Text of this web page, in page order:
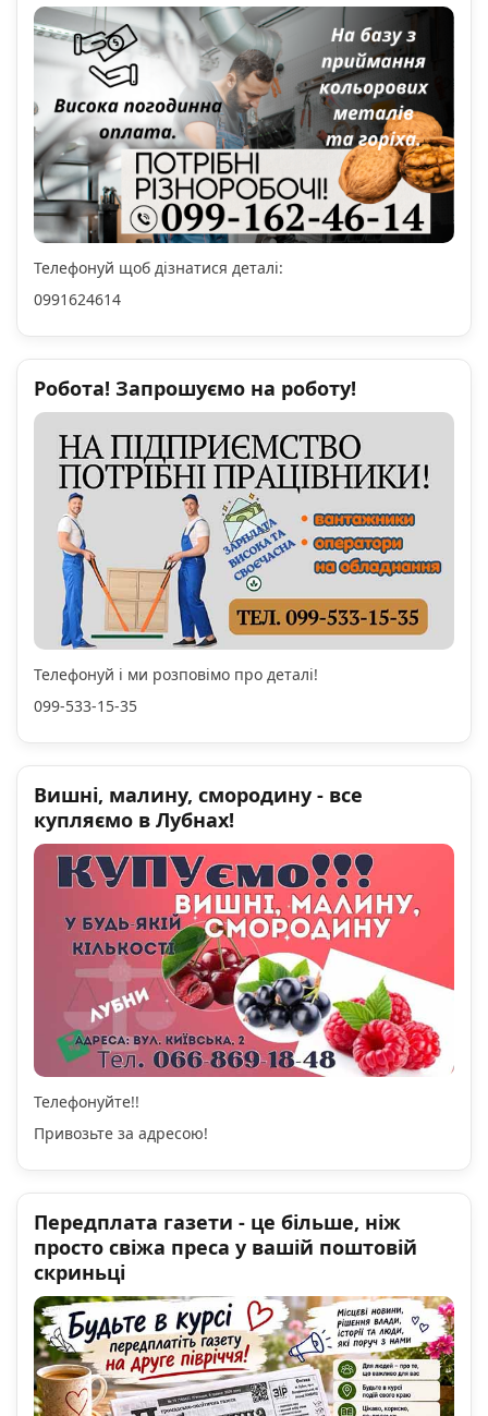
Телефонуй щоб дізнатися деталі:
0991624614
Робота! Запрошуємо на роботу!
Телефонуй і ми розповімо про деталі!
099-533-15-35
Вишні, малину, смородину - все
купляємо в Лубнах!
Телефонуйте!!
Привозьте за адресою!
Передплата газети - це більше, ніж
просто свіжа преса у вашій поштовій
скриньці